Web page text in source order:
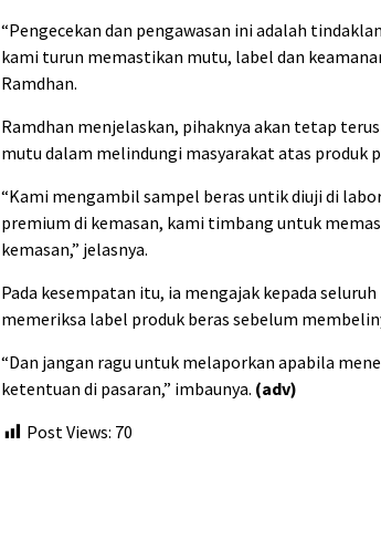
“Pengecekan dan pengawasan ini adalah
kami turun memastikan mutu, label dan
Ramdhan.
Ramdhan menjelaskan, pihaknya akan tetap
mutu dalam melindungi masyarakat atas produk
“Kami mengambil sampel beras untik diuji di
premium di kemasan, kami timbang untuk
kemasan,” jelasnya.
Pada kesempatan itu, ia mengajak kepada
memeriksa label produk beras sebelum
“Dan jangan ragu untuk melaporkan apabila
ketentuan di pasaran,” imbaunya. (adv)
Post Views: 70